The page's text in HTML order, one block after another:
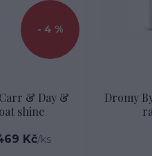
- 4 %
& Day &
shine
Kč/ks
Dromy